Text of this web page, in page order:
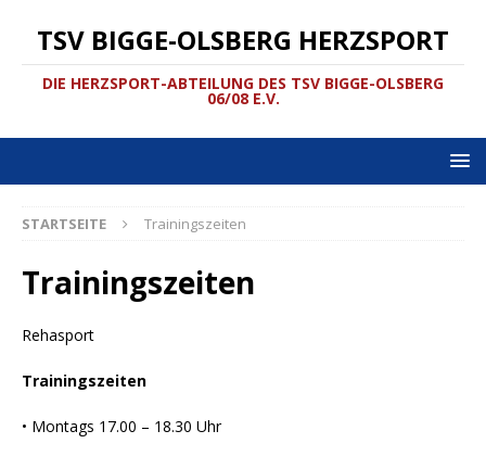
TSV BIGGE-OLSBERG HERZSPORT
DIE HERZSPORT-ABTEILUNG DES TSV BIGGE-OLSBERG
06/08 E.V.
STARTSEITE Trainingszeiten
Trainingszeiten
Rehasport
Trainingszeiten
• Montags 17.00 – 18.30 Uhr